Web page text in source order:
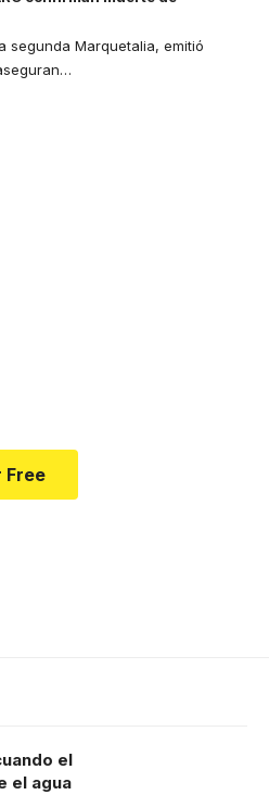
segunda Marquetalia, emitió
…
Free
el
el agua